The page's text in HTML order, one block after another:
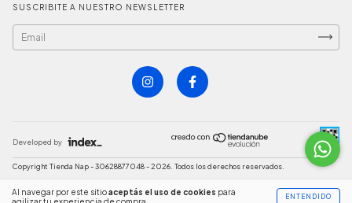
Al navegar por este sitioaceptás el uso de cookies para
ENTENDIDO
SUSCRIBITE A NUESTRO NEWSLETTER
Developed by
Copyright Tienda Nap - 30628877048 - 2026. Todos los derechos reservados.
Defensa de las y los consumidores. Para reclamosingresá acá.